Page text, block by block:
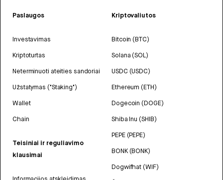
Paslaugos
Investavimas
Kriptoturtas
Neterminuoti ateities sandoriai
Užstatymas ("Staking")
Wallet
Chain
Teisiniai ir reguliavimo
klausimai
Kriptovaliutos
Bitcoin (BTC)
Solana (SOL)
USDC (USDC)
Ethereum (ETH)
Dogecoin (DOGE)
Shiba Inu (SHIB)
PEPE (PEPE)
BONK (BONK)
Dogwifhat (WIF)